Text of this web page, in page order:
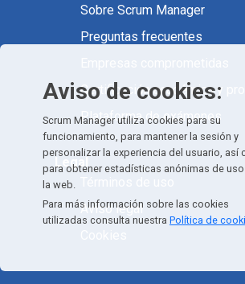
Sobre Scrum Manager
Preguntas frecuentes
Certificación académica y
Plataforma de exámenes
Legal
Aviso legal
Aviso de cookies:
Scrum Manager utiliza cookies para su
funcionamiento, para mantener la sesión y
personalizar la experiencia del usuario, así
para obtener estadísticas anónimas de
la web.
Para más información sobre las cookies
utilizadas consulta nuestra Política de